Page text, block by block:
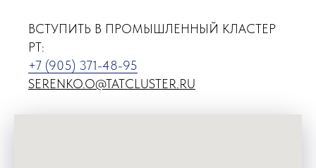
ВСТУПИТЬ В ПРОМЫШЛЕННЫЙ КЛАСТЕР
РТ:
+7 (905) 371-48-95
SERENKO.O@TATCLUSTER.RU